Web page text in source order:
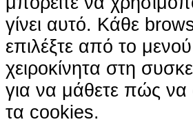
γίνει αυτό. Κάθε
επιλέξτε από το
χειροκίνητα στη
για να μάθετε πώς να
τα cookies.